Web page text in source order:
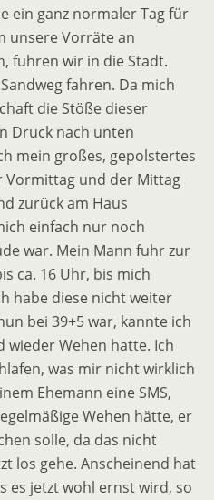
ein ganz normaler Tag für
unsere Vorräte an
fuhren wir in die Stadt.
fahren. Da mich
die Stöße dieser
Druck nach unten
mein großes, gepolstertes
Vormittag und der Mittag
zurück am Haus
einfach nur noch
war. Mein Mann fuhr zur
ca. 16 Uhr, bis mich
habe diese nicht weiter
bei 39+5 war, kannte ich
wieder Wehen hatte. Ich
was mir nicht wirklich
Ehemann eine SMS,
Wehen hätte, er
solle, da das nicht
los gehe. Anscheinend hat
es jetzt wohl ernst wird, so